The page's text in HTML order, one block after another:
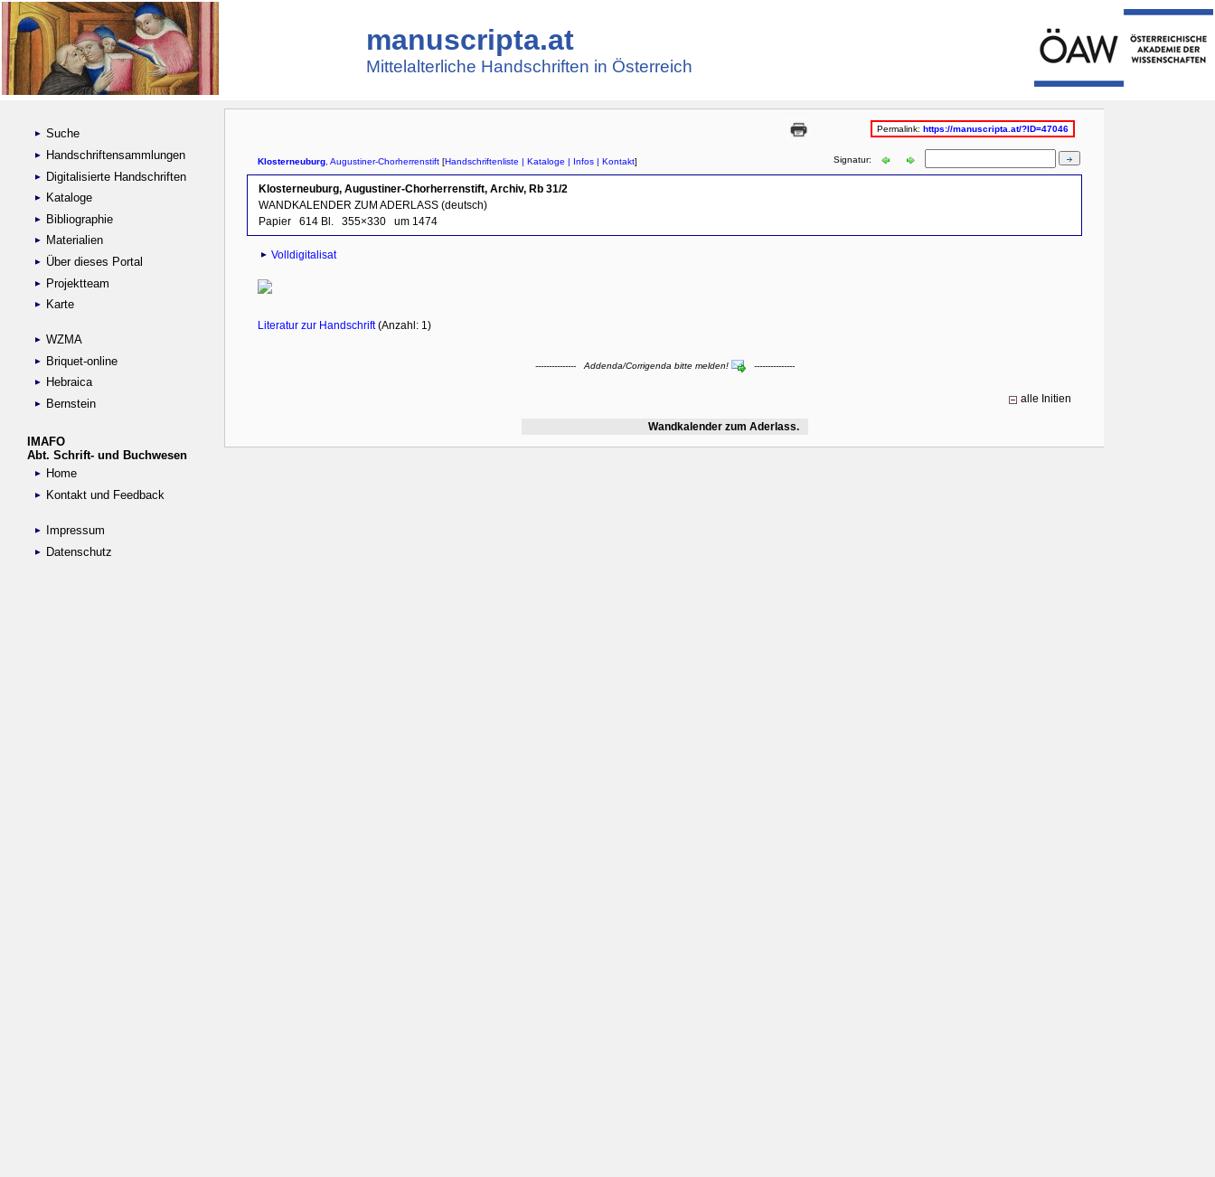
manuscripta.at
Mittelalterliche Handschriften in Österreich
Suche
Handschriftensammlungen
Digitalisierte Handschriften
Kataloge
Bibliographie
Materialien
Über dieses Portal
Projektteam
Karte
WZMA
Briquet-online
Hebraica
Bernstein
IMAFO
Abt. Schrift- und Buchwesen
Home
Kontakt und Feedback
Impressum
Datenschutz